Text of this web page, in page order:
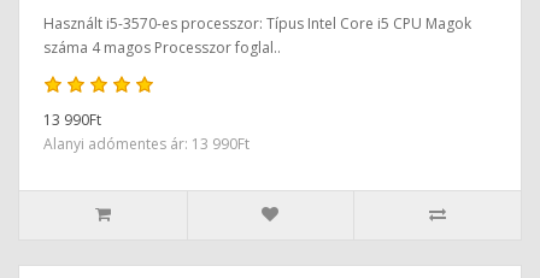
Használt i5-3570-es processzor: Típus Intel Core i5 CPU Magok
száma 4 magos Processzor foglal..
13 990Ft
Alanyi adómentes ár: 13 990Ft